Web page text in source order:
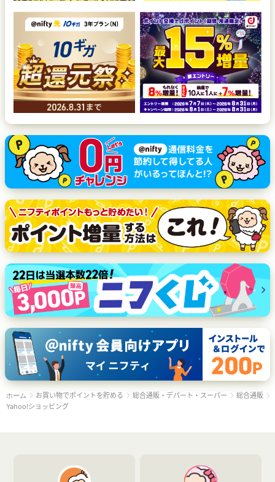
ホーム お買い物でポイントを貯める 総合通販・デパート・スーパー
総合通販
Yahoo!ショッピング